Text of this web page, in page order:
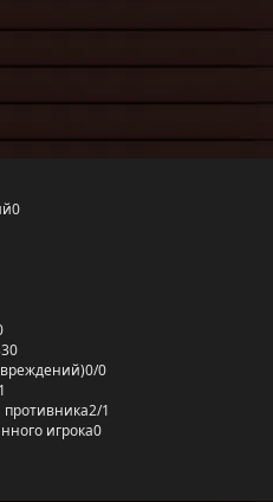
0
0/0
1
2/1
игрока0